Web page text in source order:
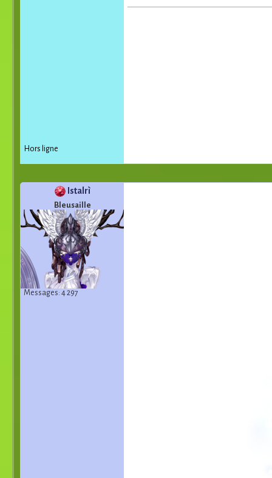
Hors ligne
Istalrì
Bleusaille
Messages: 4 297